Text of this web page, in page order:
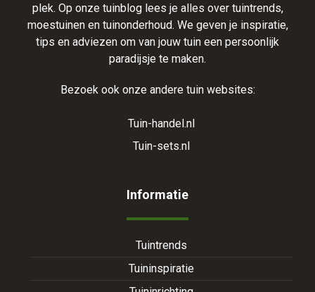
plek. Op onze tuinblog lees je alles over tuintrends,
moestuinen en tuinonderhoud. We geven je inspiratie,
tips en adviezen om van jouw tuin een persoonlijk
paradijsje te maken.
Bezoek ook onze andere tuin websites:
Tuin-handel.nl
Tuin-sets.nl
Informatie
Tuintrends
Tuininspiratie